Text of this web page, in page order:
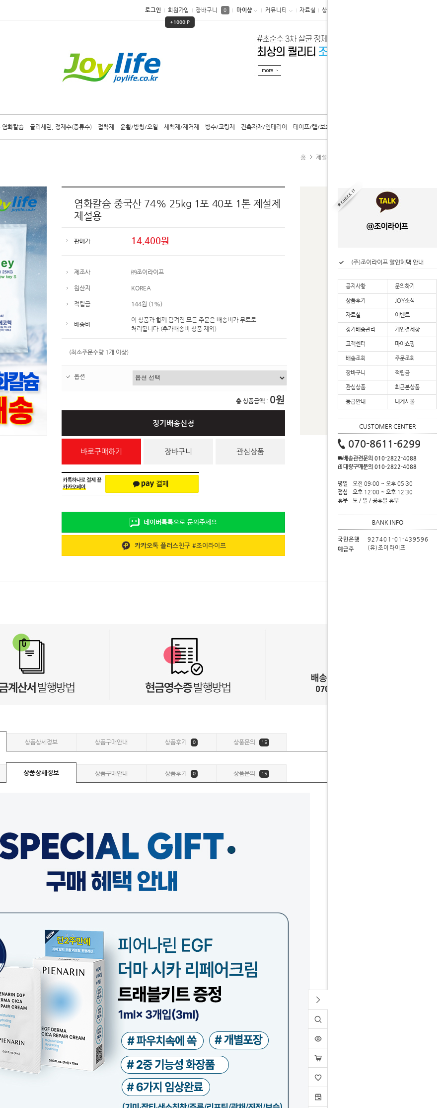
로그인 회원가입
+1000 P
장바구니 0 마이샵 커뮤니티 자료실 상품후기
염화칼슘 글리세린, 정제수(증류수) 접착제 윤활/방청/오일 세척제/제거제 방수/코팅제 건축자재/인테리어 테이프/랩/보호구
홈 제설용 염화칼슘
염화칼슘 중국산 74% 25kg 1포 40포 1톤 제설제
제설용
판매가 14,400원
제조사 ㈜조이라이프
원산지 KOREA
적립금 144원 (1%)
배송비
이 상품과 함께 담겨진 모든 주문은 배송비가 무료로
처리됩니다.(추가배송비 상품 제외)
(최소주문수량 1개 이상)
옵션
총 상품금액 : 0
정기배송신청
바로구매하기 장바구니 관심상품
네이버톡톡으로 문의주세요
카카오톡 플러스친구#조이라이프
상품상세정보 상품구매안내 상품후기 0 상품문의 15
상품상세정보 상품구매안내 상품후기 0 상품문의 15
(주)조이라이프 배송공지
(주)조이라이프 리뷰적립금 안내
공지사항
문의하기
상품후기 JOY소식
자료실 이벤트
정기배송관리 개인결제창
고객센터 마이쇼핑
배송조회 주문조회
장바구니 적립금
관심상품 최근본상품
등급안내 내게시물
CUSTOMER CENTER
070-8611-6299
배송관련문의 010-2822-4088
대량구매문의 010-2822-4088
평일
오전 09:00 ~ 오후 05:30
점심
오후 12:00 ~ 오후 12:30
휴무
토 / 일 / 공휴일 휴무
BANK INFO
국민은행
927401-01-439596
예금주
(유)조이라이프